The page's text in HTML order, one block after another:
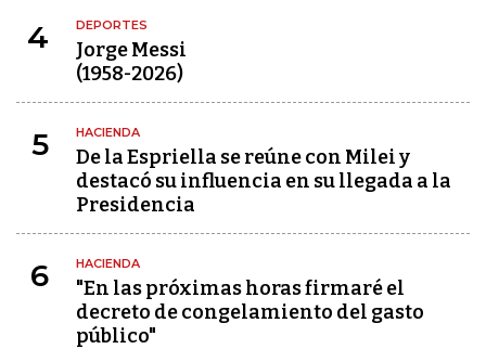
4 DEPORTES
Jorge Messi
(1958-2026)
5 HACIENDA
De la Espriella se reúne con Milei y
destacó su influencia en su llegada a la
Presidencia
6 HACIENDA
"En las próximas horas firmaré el
decreto de congelamiento del gasto
público"